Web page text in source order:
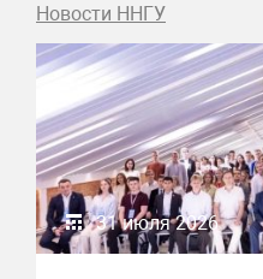
Новости ННГУ
31 июля 2026